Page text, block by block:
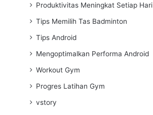
Produktivitas Meningkat Setiap Hari
Tips Memilih Tas Badminton
Tips Android
Mengoptimalkan Performa Android
Workout Gym
Progres Latihan Gym
vstory